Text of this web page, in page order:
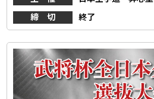
締 切
終了